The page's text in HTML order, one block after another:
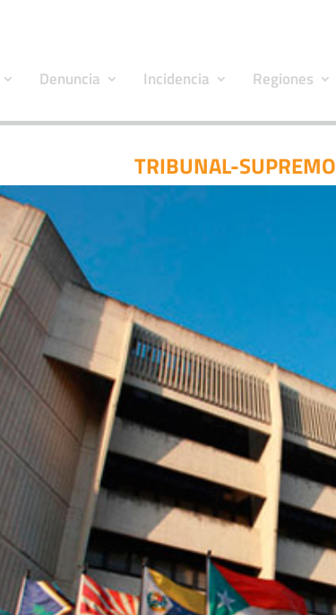
Denuncia Incidencia Regiones
TRIBUNAL-SUPREMO